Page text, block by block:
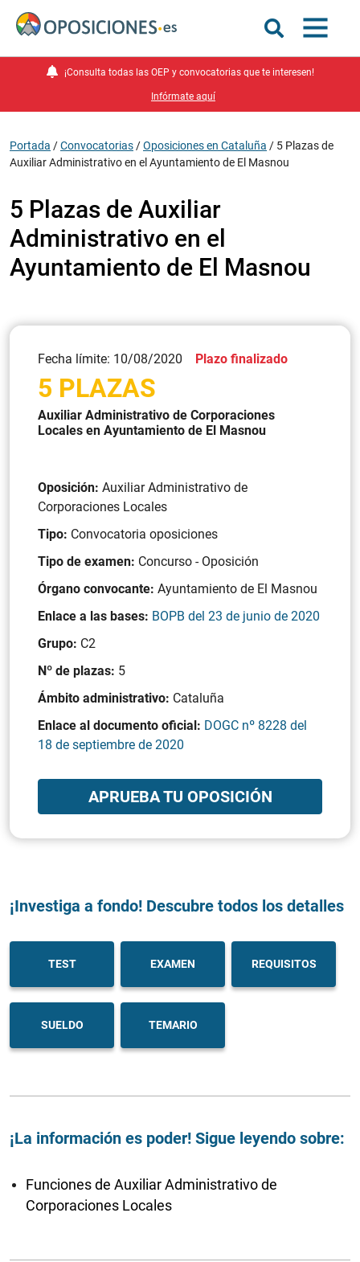
¡Consulta todas las OEP y convocatorias que te interesen!
Infórmate aquí
Portada /Convocatorias /Oposiciones en Cataluña / 5 Plazas de
Auxiliar Administrativo en el Ayuntamiento de El Masnou
5 Plazas de Auxiliar
Administrativo en el
Ayuntamiento de El Masnou
Fecha límite: 10/08/2020 Plazo finalizado
5 PLAZAS
Auxiliar Administrativo de Corporaciones
Locales en Ayuntamiento de El Masnou
Oposición: Auxiliar Administrativo de
Corporaciones Locales
Tipo: Convocatoria oposiciones
Tipo de examen: Concurso - Oposición
Órgano convocante: Ayuntamiento de El Masnou
Enlace a las bases: BOPB del 23 de junio de 2020
Grupo: C2
Nº de plazas: 5
Ámbito administrativo: Cataluña
Enlace al documento oficial: DOGC nº 8228 del
18 de septiembre de 2020
APRUEBA TU OPOSICIÓN
¡Investiga a fondo! Descubre todos los detalles
TEST EXAMEN REQUISITOS
SUELDO TEMARIO
¡La información es poder! Sigue leyendo sobre:
Funciones de Auxiliar Administrativo de
Corporaciones Locales